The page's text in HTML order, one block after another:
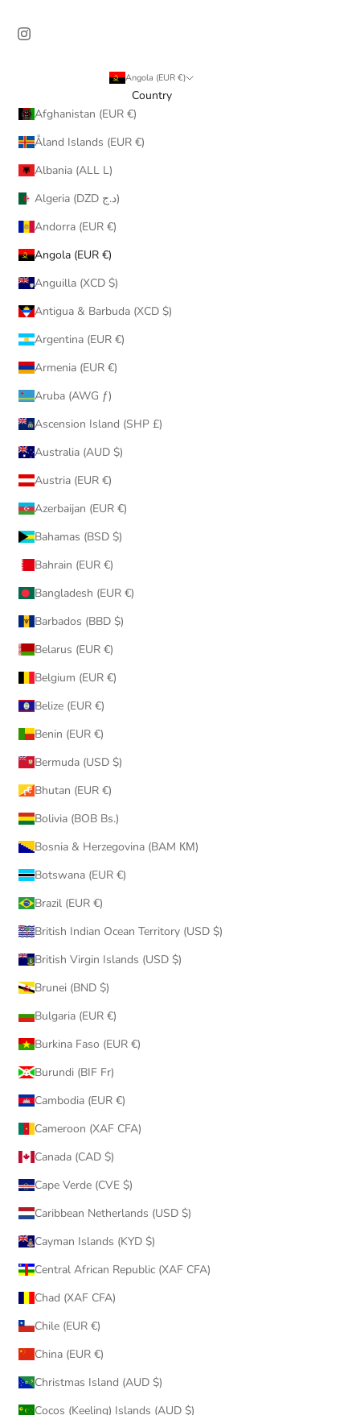
Angola (EUR €)
Country
Afghanistan (EUR €)
Åland Islands (EUR €)
Albania (ALL L)
Algeria (DZD د.ج)
Andorra (EUR €)
Angola (EUR €)
Anguilla (XCD $)
Antigua & Barbuda (XCD $)
Argentina (EUR €)
Armenia (EUR €)
Aruba (AWG ƒ)
Ascension Island (SHP £)
Australia (AUD $)
Austria (EUR €)
Azerbaijan (EUR €)
Bahamas (BSD $)
Bahrain (EUR €)
Bangladesh (EUR €)
Barbados (BBD $)
Belarus (EUR €)
Belgium (EUR €)
Belize (EUR €)
Benin (EUR €)
Bermuda (USD $)
Bhutan (EUR €)
Bolivia (BOB Bs.)
Bosnia & Herzegovina (BAM КМ)
Botswana (EUR €)
Brazil (EUR €)
British Indian Ocean Territory (USD $)
British Virgin Islands (USD $)
Brunei (BND $)
Bulgaria (EUR €)
Burkina Faso (EUR €)
Burundi (BIF Fr)
Cambodia (EUR €)
Cameroon (XAF CFA)
Canada (CAD $)
Cape Verde (CVE $)
Caribbean Netherlands (USD $)
Cayman Islands (KYD $)
Central African Republic (XAF CFA)
Chad (XAF CFA)
Chile (EUR €)
China (EUR €)
Christmas Island (AUD $)
Cocos (Keeling) Islands (AUD $)